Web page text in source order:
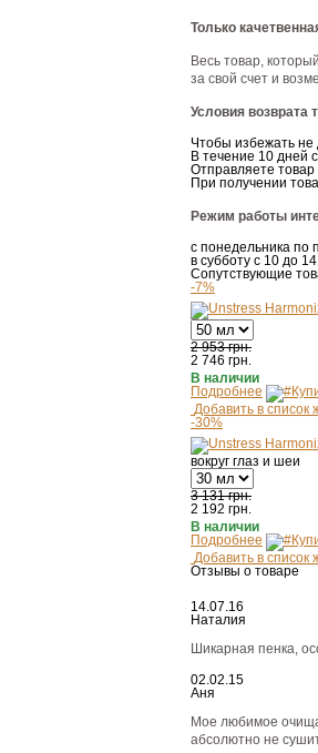
Только
Весь товар,
за свой счет и
Условия возврата
Чтобы избежать не
В течение 10 дней
Отправляете
При получении
Режим работы
с понедельника по
в субботу с 10 до
Сопутствующие
-7%
2 953 грн.
2 746 грн.
В наличии
Подробнее
Добавить в список
-30%
вокруг глаз и шеи
3 131 грн.
2 192 грн.
В наличии
Подробнее
Добавить в список
Отзывы о товаре
14.07.16
Наталия
Шикарная пенка,
02.02.15
Аня
Мое любимое
абсолютно не